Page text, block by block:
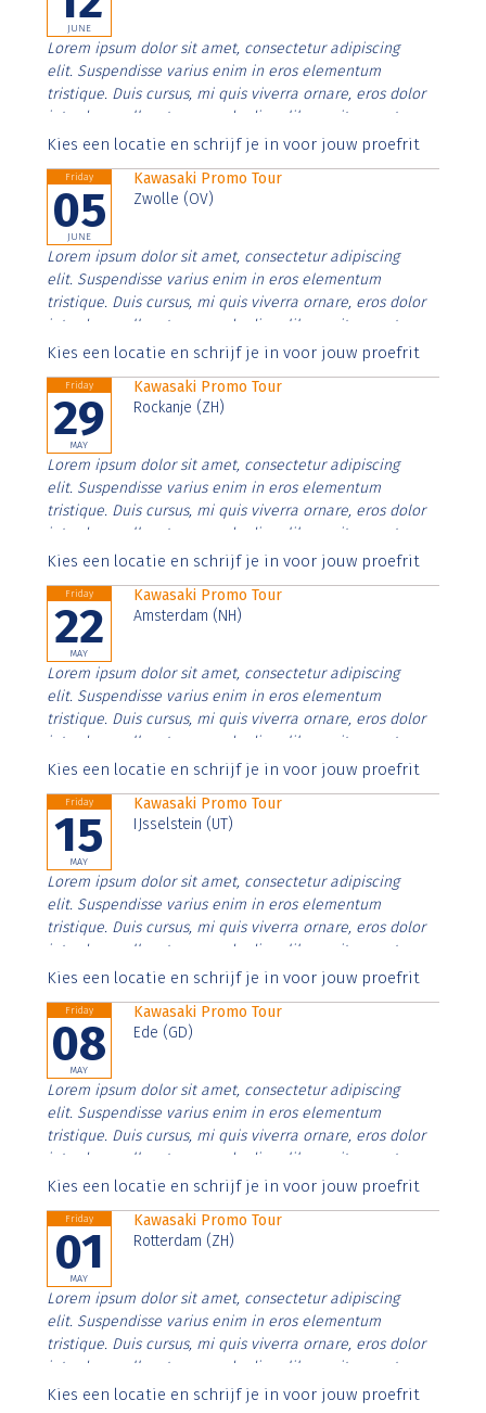
JUNE
Lorem ipsum dolor sit amet, consectetur adipiscing
elit. Suspendisse varius enim in eros elementum
tristique. Duis cursus, mi quis viverra ornare, eros dolor
interdum nulla, ut commodo diam libero vitae erat.
Aenean faucibus nibh et justo cursus id rutrum lorem
Kies een locatie en schrijf je in voor jouw proefrit
Friday
05
JUNE
Kawasaki Promo Tour
Zwolle (OV)
Lorem ipsum dolor sit amet, consectetur adipiscing
elit. Suspendisse varius enim in eros elementum
tristique. Duis cursus, mi quis viverra ornare, eros dolor
interdum nulla, ut commodo diam libero vitae erat.
Aenean faucibus nibh et justo cursus id rutrum lorem
Kies een locatie en schrijf je in voor jouw proefrit
Friday
29
MAY
Kawasaki Promo Tour
Rockanje (ZH)
Lorem ipsum dolor sit amet, consectetur adipiscing
elit. Suspendisse varius enim in eros elementum
tristique. Duis cursus, mi quis viverra ornare, eros dolor
interdum nulla, ut commodo diam libero vitae erat.
Aenean faucibus nibh et justo cursus id rutrum lorem
Kies een locatie en schrijf je in voor jouw proefrit
Friday
22
MAY
Kawasaki Promo Tour
Amsterdam (NH)
Lorem ipsum dolor sit amet, consectetur adipiscing
elit. Suspendisse varius enim in eros elementum
tristique. Duis cursus, mi quis viverra ornare, eros dolor
interdum nulla, ut commodo diam libero vitae erat.
Aenean faucibus nibh et justo cursus id rutrum lorem
Kies een locatie en schrijf je in voor jouw proefrit
Friday
15
MAY
Kawasaki Promo Tour
IJsselstein (UT)
Lorem ipsum dolor sit amet, consectetur adipiscing
elit. Suspendisse varius enim in eros elementum
tristique. Duis cursus, mi quis viverra ornare, eros dolor
interdum nulla, ut commodo diam libero vitae erat.
Aenean faucibus nibh et justo cursus id rutrum lorem
Kies een locatie en schrijf je in voor jouw proefrit
Friday
08
MAY
Kawasaki Promo Tour
Ede (GD)
Lorem ipsum dolor sit amet, consectetur adipiscing
elit. Suspendisse varius enim in eros elementum
tristique. Duis cursus, mi quis viverra ornare, eros dolor
interdum nulla, ut commodo diam libero vitae erat.
Aenean faucibus nibh et justo cursus id rutrum lorem
Kies een locatie en schrijf je in voor jouw proefrit
Friday
01
MAY
Kawasaki Promo Tour
Rotterdam (ZH)
Lorem ipsum dolor sit amet, consectetur adipiscing
elit. Suspendisse varius enim in eros elementum
tristique. Duis cursus, mi quis viverra ornare, eros dolor
interdum nulla, ut commodo diam libero vitae erat.
Aenean faucibus nibh et justo cursus id rutrum lorem
Kies een locatie en schrijf je in voor jouw proefrit